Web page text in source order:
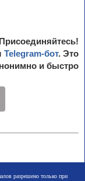
Telegram-бот. Это
и быстро
разрешено только при